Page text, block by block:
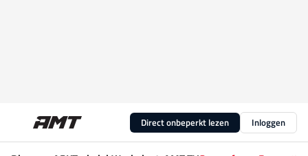
Direct onbeperkt lezen Inloggen